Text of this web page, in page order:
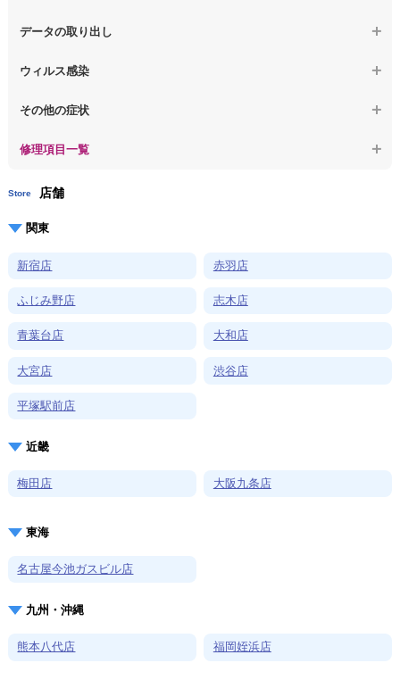
【macbook】水没してパソコンが動かない
データの取り出し
【macbook】起動しないパソコンのデータを復旧
ウィルス感染
【macbook】特定のプログラムを削除したい
その他の症状
修理項目一覧
Store 店舗
関東
新宿店 赤羽店
ふじみ野店 志木店
青葉台店 大和店
大宮店 渋谷店
平塚駅前店
近畿
梅田店 大阪九条店
東海
名古屋今池ガスビル店
九州・沖縄
熊本八代店 福岡姪浜店